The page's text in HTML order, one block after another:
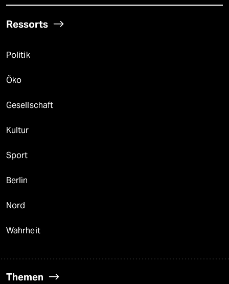
Ressorts
Politik
Öko
Gesellschaft
Kultur
Sport
Berlin
Nord
Wahrheit
Themen